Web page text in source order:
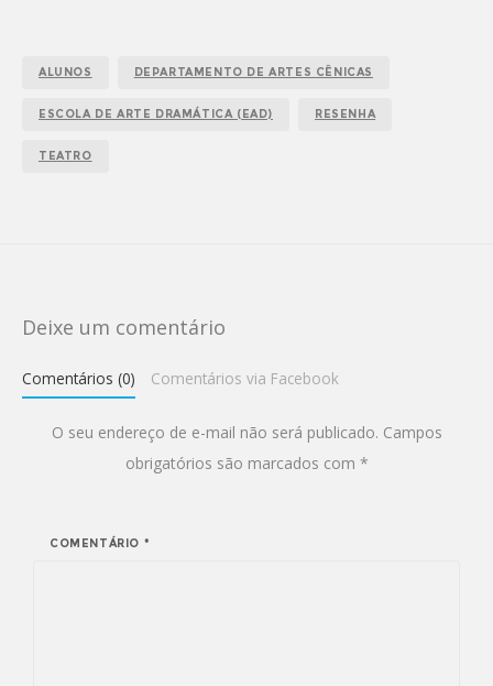
ALUNOS DEPARTAMENTO DE ARTES CÊNICAS
ESCOLA DE ARTE DRAMÁTICA (EAD) RESENHA
TEATRO
Deixe um comentário
Comentários (0) Comentários via Facebook
O seu endereço de e-mail não será publicado. Campos
obrigatórios são marcados com *
COMENTÁRIO *